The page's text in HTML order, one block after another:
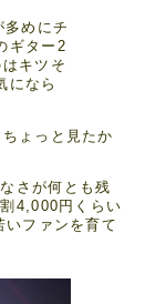
めにチ
ギター2
キツそ
になら
ょっと見たか
さが何とも残
4,000円くらい
ファンを育て